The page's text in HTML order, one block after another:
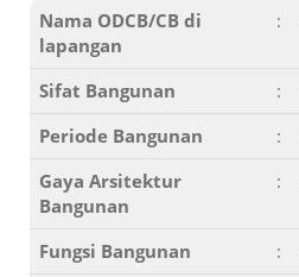
Nama ODCB/CB di
lapangan
:
Sifat Bangunan :
Periode Bangunan
:
Gaya Arsitektur
Bangunan
:
Fungsi Bangunan :